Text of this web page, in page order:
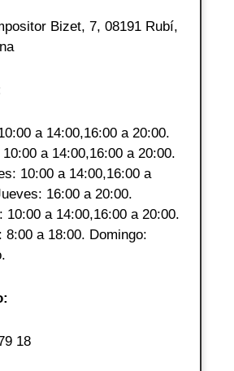
Bizet, 7, 08191 Rubí,
a 14:00,16:00 a 20:00.
a 14:00,16:00 a 20:00.
10:00 a 14:00,16:00 a
16:00 a 20:00.
10:00 a 14:00,16:00 a 20:00.
8:00 a 18:00. Domingo:
18